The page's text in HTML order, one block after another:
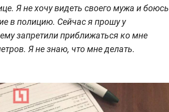
Я не хочу видеть своего мужа и боюсь
в полицию. Сейчас я прошу у
запретили приближаться ко мне
Я не знаю, что мне делать.